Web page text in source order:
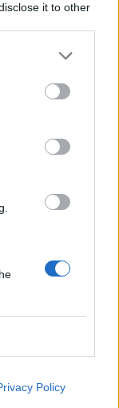
it to other
Policy